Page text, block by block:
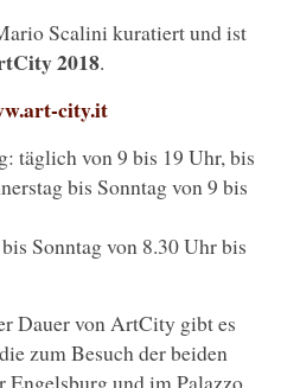
Scalini kuratiert und ist
2018.
city.it
täglich von 9 bis 19 Uhr, bis
bis Sonntag von 9 bis
Sonntag von 8.30 Uhr bis
Dauer von ArtCity gibt es
zum Besuch der beiden
Engelsburg und im Palazzo